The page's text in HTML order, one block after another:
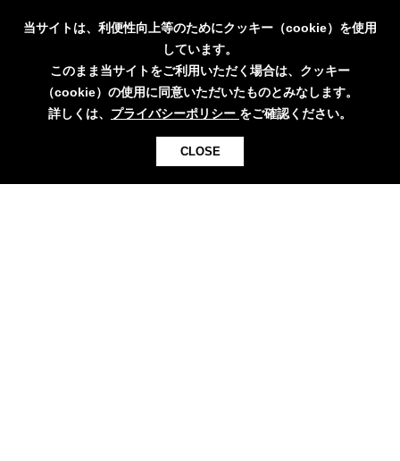
アイデア等のご提案について
採用情報
SNSコミュニティガイドライン
当サイトは、利便性向上等のためにクッキー（cookie）を使用
しています。
このまま当サイトをご利用いただく場合は、クッキー
（cookie）の使用に同意いただいたものとみなします。
詳しくは、 プライバシーポリシー をご確認ください。
CLOSE